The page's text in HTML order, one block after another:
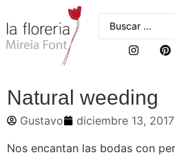
Natural weeding
Gustavo
diciembre 13, 2017
Nos encantan las bodas con